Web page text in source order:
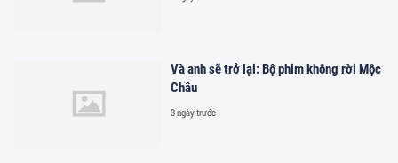
Và anh sẽ trở lại: Bộ phim không rời Mộc
Châu
3 ngày trước